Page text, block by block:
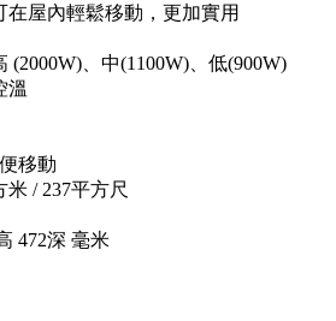
在屋內輕鬆移動，更加實用
(2000W)、中(1100W)、低(900W)
溫
移動
/ 237平方尺
472深 毫米